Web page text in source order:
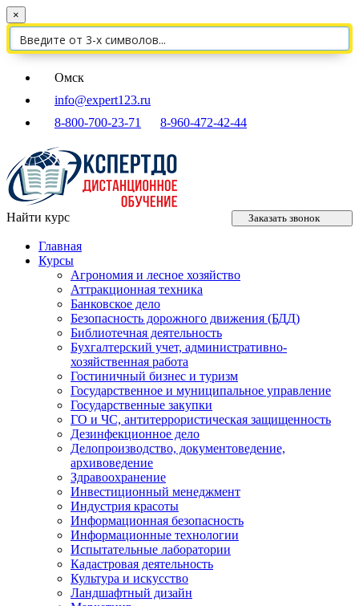
×
Омск
info@expert123.ru
8-800-700-23-71
8-960-472-42-44
Найти курс Заказать звонок
Главная
Курсы
Агрономия и лесное хозяйство
Аттракционная техника
Банковское дело
Безопасность дорожного движения (БДД)
Библиотечная деятельность
Бухгалтерский учет, административно-
хозяйственная работа
Гостиничный бизнес и туризм
Государственное и муниципальное управление
Государственные закупки
ГО и ЧС, антитеррористическая защищенность
Дезинфекционное дело
Делопроизводство, документоведение,
архивоведение
Здравоохранение
Инвестиционный менеджмент
Индустрия красоты
Информационная безопасность
Информационные технологии
Испытательные лаборатории
Кадастровая деятельность
Культура и искусство
Ландшафтный дизайн